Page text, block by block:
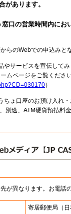
があります。
口の営業時間内に
らのWebでの申込みと
やサービスを宣伝して
ムページをご覧くださ
）
ちょ口座のお預け入れ
別途、ATM硬貨預払料
が異なります。お電話
寄居郵便局 （